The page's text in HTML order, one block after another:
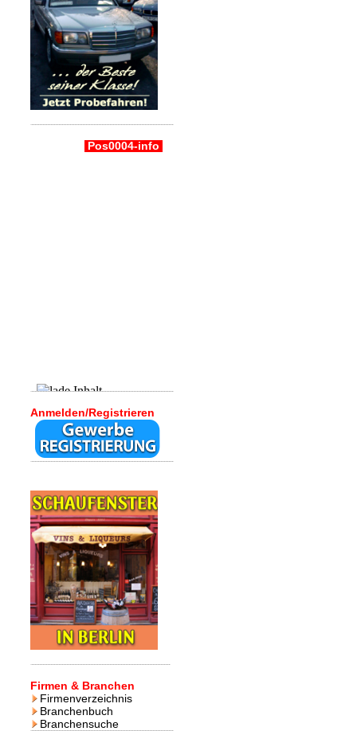
Pos0004-info
Anmelden/Registrieren
Firmen & Branchen
Firmenverzeichnis
Branchenbuch
Branchensuche